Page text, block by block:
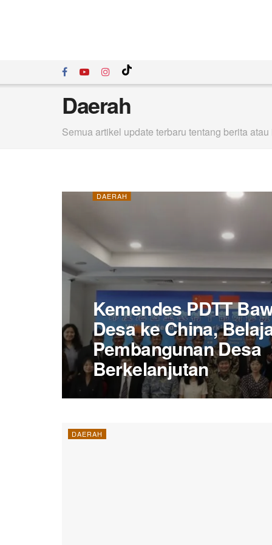
Daerah
Semua artikel update terbaru tentang berita
DAERAH
Kemendes PDTT
Desa ke China,
Pembangunan Desa
Berkelanjutan
DAERAH